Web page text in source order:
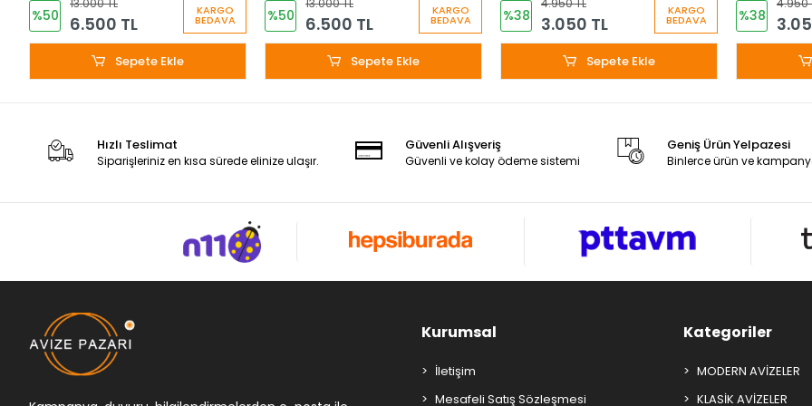
%50 6.500 TL
KARGO
BEDAVA
Sepete Ekle
%50 6.500 TL
KARGO
BEDAVA
Sepete Ekle
%38
3.050 TL
KARGO
BEDAVA
Sepete Ekle
%38
Hızlı Teslimat
Siparişleriniz en kısa sürede elinize ulaşır.
Güvenli Alışveriş
Güvenli ve kolay ödeme sistemi
Geniş Ürün Yelpazesi
Binlerce ürün ve
Kurumsal
İletişim
Mesafeli Satış Sözleşmesi
Kategoriler
MODERN AVİZELER
KLASİK AVİZELER